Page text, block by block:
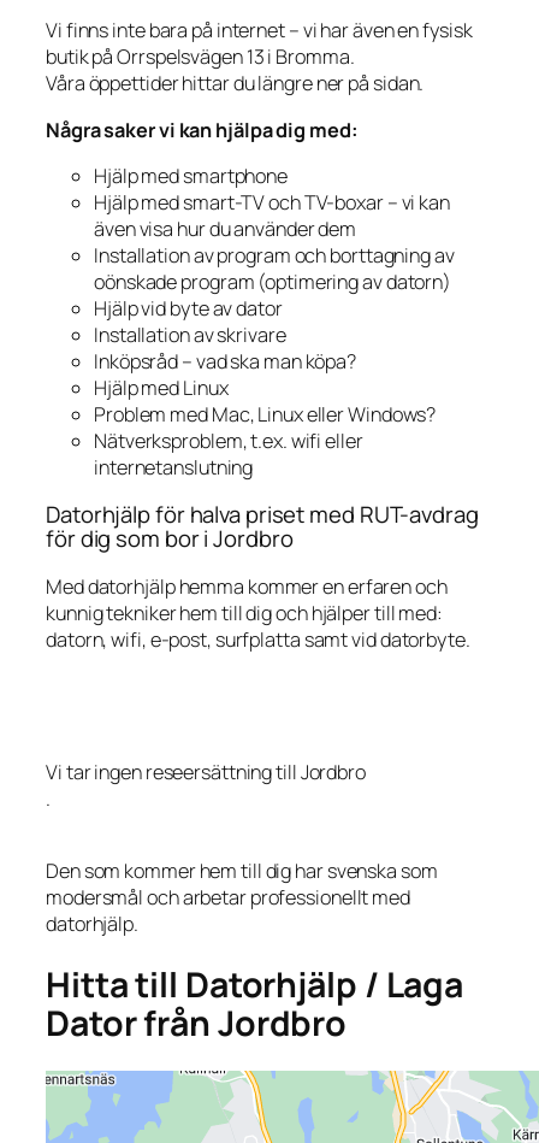
Vi finns inte bara på internet – vi har även en fysisk
butik på Orrspelsvägen 13 i Bromma.
Våra öppettider hittar du längre ner på sidan.
Några saker vi kan hjälpa dig med:
Hjälp med smartphone
Hjälp med smart-TV och TV-boxar – vi kan
även visa hur du använder dem
Installation av program och borttagning av
oönskade program (optimering av datorn)
Hjälp vid byte av dator
Installation av skrivare
Inköpsråd – vad ska man köpa?
Hjälp med Linux
Problem med Mac, Linux eller Windows?
Nätverksproblem, t.ex. wifi eller
internetanslutning
Datorhjälp för halva priset med RUT-avdrag
för dig som bor i Jordbro
Med datorhjälp hemma kommer en erfaren och
kunnig tekniker hem till dig och hjälper till med:
datorn, wifi, e-post, surfplatta samt vid datorbyte.
Vi tar ingen reseersättning till Jordbro
.
Den som kommer hem till dig har svenska som
modersmål och arbetar professionellt med
datorhjälp.
Hitta till Datorhjälp / Laga
Dator från Jordbro